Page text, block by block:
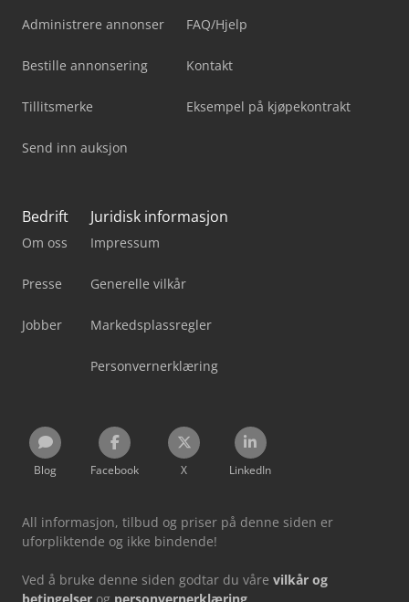
Administrere annonser
Bestille annonsering
Tillitsmerke
Send inn auksjon
FAQ/Hjelp
Kontakt
Eksempel på kjøpekontrakt
Bedrift
Om oss
Presse
Jobber
Juridisk informasjon
Impressum
Generelle vilkår
Markedsplassregler
Personvernerklæring
Blog Facebook X LinkedIn
All informasjon, tilbud og priser på denne siden er
uforpliktende og ikke bindende!
Ved å bruke denne siden godtar du våre vilkår og